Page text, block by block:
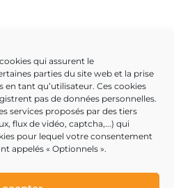
qui assurent le
parties du site web et la prise
tant qu’utilisateur. Ces cookies
pas de données personnelles.
services proposés par des tiers
flux de vidéo, captcha,...) qui
pour lequel votre consentement
appelés « Optionnels ».